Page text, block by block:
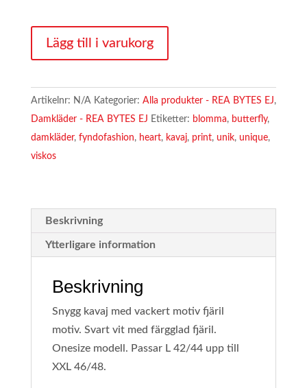
ONESIZE
mängd
Lägg till i varukorg
Artikelnr: N/A Kategorier: Alla produkter - REA BYTES EJ,
Damkläder - REA BYTES EJ Etiketter: blomma, butterfly,
damkläder, fyndofashion, heart, kavaj, print, unik, unique,
viskos
Beskrivning
Ytterligare information
Beskrivning
Snygg kavaj med vackert motiv fjäril
motiv. Svart vit med färgglad fjäril.
Onesize modell. Passar L 42/44 upp till
XXL 46/48.